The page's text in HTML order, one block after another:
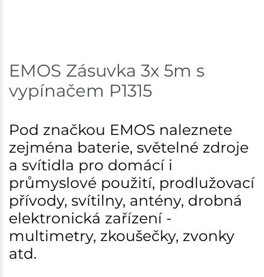
Skladem na prodejně - doručení do 7 dnů
Nové Město
Skladem na prodejně - doručení do 7 dnů
Velká Bíteš
Skladem na prodejně - doručení do 7 dnů
2 ks
Skladové množství na prodejnách je pouze orientační.
Ceny na prodejnách se mohou lišit od cen na e-
shopu.
EMOS Zásuvka 3x 5m s
vypínačem P1315
Pod značkou EMOS naleznete
zejména baterie, světelné zdroje
a svítidla pro domácí i
průmyslové použití, prodlužovací
přívody, svítilny, antény, drobná
elektronická zařízení -
multimetry, zkoušečky, zvonky
atd.